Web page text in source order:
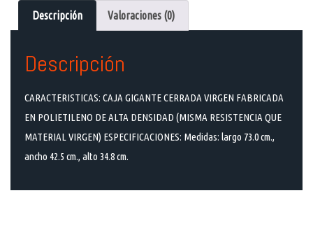
Descripción Valoraciones (0)
Descripción
CARACTERISTICAS: CAJA GIGANTE CERRADA VIRGEN FABRICADA
EN POLIETILENO DE ALTA DENSIDAD (MISMA RESISTENCIA QUE
MATERIAL VIRGEN) ESPECIFICACIONES: Medidas: largo 73.0 cm.,
ancho 42.5 cm., alto 34.8 cm.